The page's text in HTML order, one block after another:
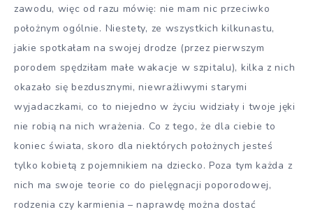
zawodu, więc od razu mówię: nie mam nic przeciwko
położnym ogólnie. Niestety, ze wszystkich kilkunastu,
jakie spotkałam na swojej drodze (przez pierwszym
porodem spędziłam małe wakacje w szpitalu), kilka z nich
okazało się bezdusznymi, niewrażliwymi starymi
wyjadaczkami, co to niejedno w życiu widziały i twoje jęki
nie robią na nich wrażenia. Co z tego, że dla ciebie to
koniec świata, skoro dla niektórych położnych jesteś
tylko kobietą z pojemnikiem na dziecko. Poza tym każda z
nich ma swoje teorie co do pielęgnacji poporodowej,
rodzenia czy karmienia – naprawdę można dostać